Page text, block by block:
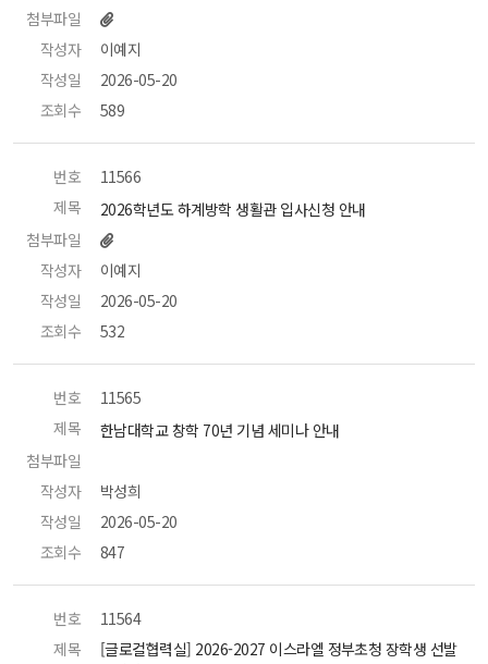
첨부파일
작성자
이예지
작성일
2026-05-20
조회수
589
번호
11566
제목
2026학년도 하계방학 생활관 입사신청 안내
첨부파일
작성자
이예지
작성일
2026-05-20
조회수
532
번호
11565
제목
한남대학교 창학 70년 기념 세미나 안내
첨부파일
작성자
박성희
작성일
2026-05-20
조회수
847
번호
11564
제목
[글로컬협력실] 2026-2027 이스라엘 정부초청 장학생 선발